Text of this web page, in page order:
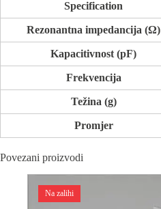
Specification
Rezonantna impedancija (Ω)
Kapacitivnost (pF)
Frekvencija
Težina (g)
Promjer
Povezani proizvodi
Na zalihi